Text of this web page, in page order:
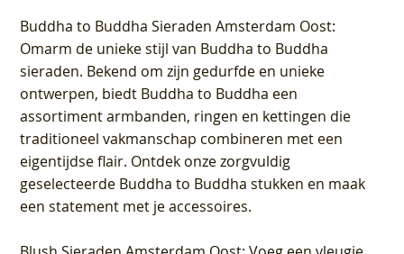
Buddha to Buddha Sieraden Amsterdam Oost:
Omarm de unieke stijl van Buddha to Buddha
sieraden. Bekend om zijn gedurfde en unieke
ontwerpen, biedt Buddha to Buddha een
assortiment armbanden, ringen en kettingen die
traditioneel vakmanschap combineren met een
eigentijdse flair. Ontdek onze zorgvuldig
geselecteerde Buddha to Buddha stukken en maak
een statement met je accessoires.